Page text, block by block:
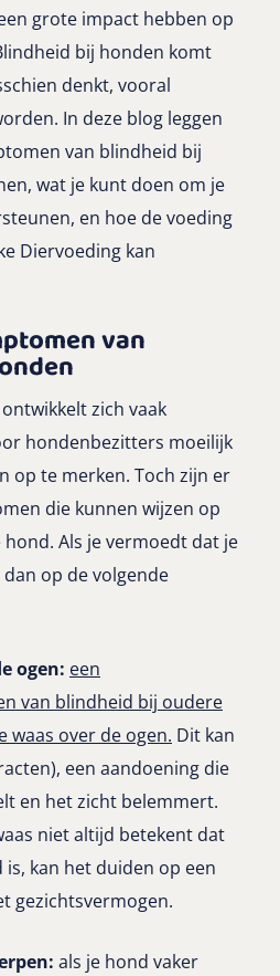
grote impact hebben op
bij honden komt
denkt, vooral
In deze blog leggen
van blindheid bij
wat je kunt doen om je
en hoe de voeding
Diervoeding kan
van
zich vaak
hondenbezitters moeilijk
op te merken. Toch zijn er
die kunnen wijzen op
Als je vermoedt dat je
op de volgende
ogen: een
van blindheid bij oudere
waas over de ogen. Dit kan
een aandoening die
en het zicht belemmert.
niet altijd betekent dat
kan het duiden op een
gezichtsvermogen.
als je hond vaker